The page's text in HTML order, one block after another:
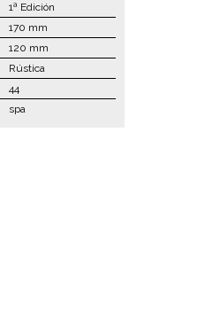
1ª Edición
170 mm
120 mm
Rústica
44
spa